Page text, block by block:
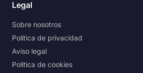
Legal
Sobre nosotros
Política de privacidad
Aviso legal
Política de cookies